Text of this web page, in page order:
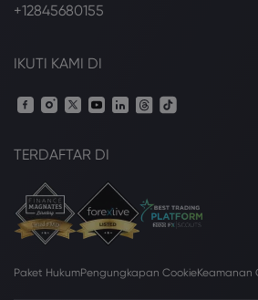
+12845680155
IKUTI KAMI DI
TERDAFTAR DI
Paket HukumPengungkapan CookieKeamanan